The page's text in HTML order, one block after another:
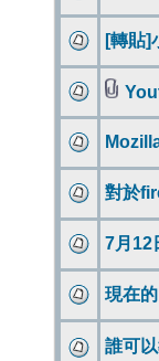
[轉貼]
對於
7月12
現在
誰可